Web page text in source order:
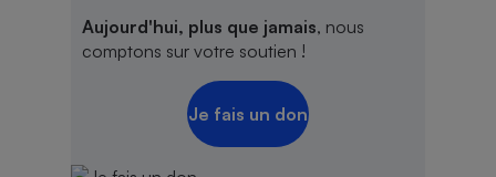
Aujourd'hui, plus que jamais, nous
comptons sur votre soutien !
Je fais un don